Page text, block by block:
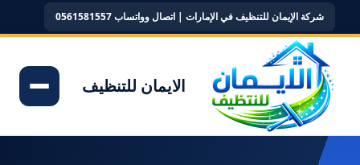
شركة الإيمان للتنظيف في الإمارات | اتصال وواتساب 0561581557
الايمان للتنظيف